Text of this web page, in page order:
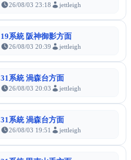
26/08/03 23:18 jettleigh
19系統 阪神御影方面
26/08/03 20:39 jettleigh
31系統 渦森台方面
26/08/03 20:03 jettleigh
31系統 渦森台方面
26/08/03 19:51 jettleigh